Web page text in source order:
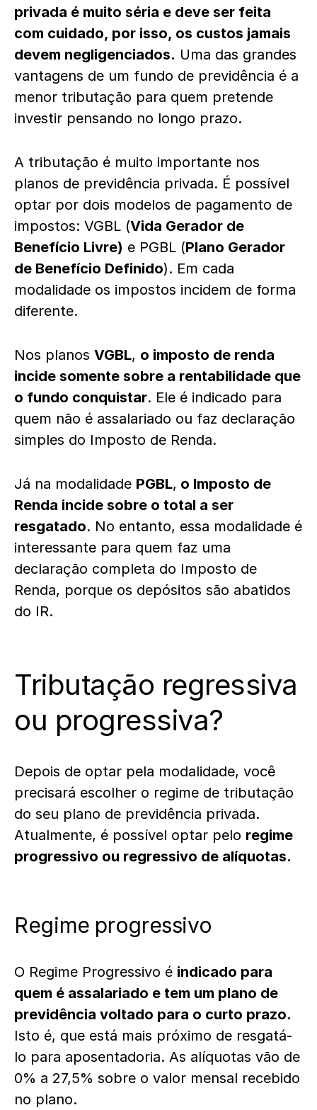
privada é muito séria e deve ser feita
com cuidado, por isso, os custos jamais
devem negligenciados. Uma das grandes
vantagens de um fundo de previdência é a
menor tributação para quem pretende
investir pensando no longo prazo.
A tributação é muito importante nos
planos de previdência privada. É possível
optar por dois modelos de pagamento de
impostos: VGBL (Vida Gerador de
Benefício Livre) e PGBL (Plano Gerador
de Benefício Definido). Em cada
modalidade os impostos incidem de forma
diferente.
Nos planos VGBL, o imposto de renda
incide somente sobre a rentabilidade que
o fundo conquistar. Ele é indicado para
quem não é assalariado ou faz declaração
simples do Imposto de Renda.
Já na modalidade PGBL, o Imposto de
Renda incide sobre o total a ser
resgatado. No entanto, essa modalidade é
interessante para quem faz uma
declaração completa do Imposto de
Renda, porque os depósitos são abatidos
do IR.
Tributação regressiva
ou progressiva?
Depois de optar pela modalidade, você
precisará escolher o regime de tributação
do seu plano de previdência privada.
Atualmente, é possível optar pelo regime
progressivo ou regressivo de alíquotas.
Regime progressivo
O Regime Progressivo é indicado para
quem é assalariado e tem um plano de
previdência voltado para o curto prazo.
Isto é, que está mais próximo de resgatá-
lo para aposentadoria. As alíquotas vão de
0% a 27,5% sobre o valor mensal recebido
no plano.